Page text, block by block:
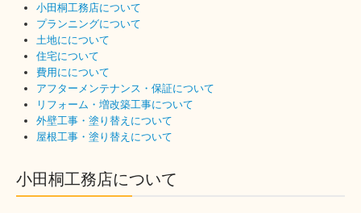
小田桐工務店について
プランニングについて
土地にについて
住宅について
費用にについて
アフターメンテナンス・保証について
リフォーム・増改築工事について
外壁工事・塗り替えについて
屋根工事・塗り替えについて
小田桐工務店について